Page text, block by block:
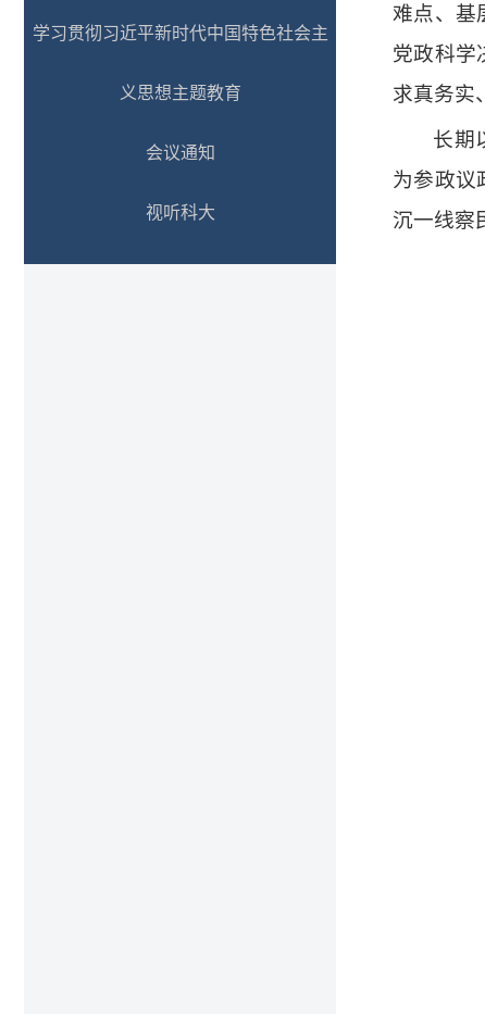
学习贯彻习近平新时代中国特色社会主
义思想主题教育
会议通知
视听科大
难点、基
党政科学
求真务实
长期
为参政议
沉一线察